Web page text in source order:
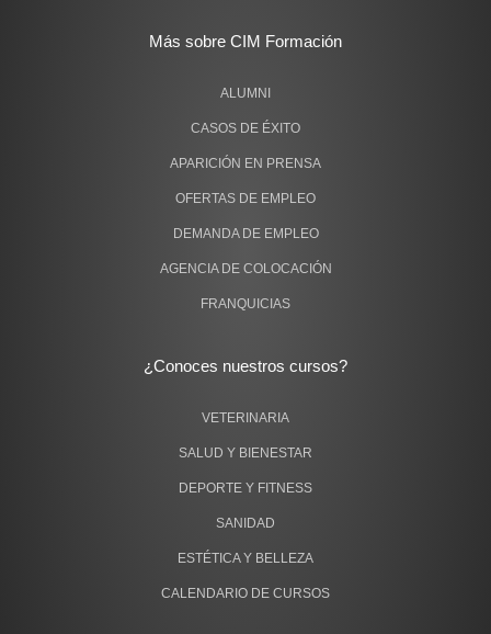
Más sobre CIM Formación
ALUMNI
CASOS DE ÉXITO
APARICIÓN EN PRENSA
OFERTAS DE EMPLEO
DEMANDA DE EMPLEO
AGENCIA DE COLOCACIÓN
FRANQUICIAS
¿Conoces nuestros cursos?
VETERINARIA
SALUD Y BIENESTAR
DEPORTE Y FITNESS
SANIDAD
ESTÉTICA Y BELLEZA
CALENDARIO DE CURSOS